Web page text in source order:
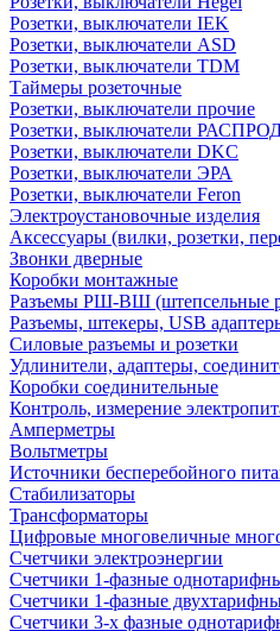
Розетки, выключатели IEK
Розетки, выключатели ASD
Розетки, выключатели TDM
Таймеры розеточные
Розетки, выключатели прочие
Розетки, выключатели
Розетки, выключатели DKC
Розетки, выключатели ЭРА
Розетки, выключатели Feron
Электроустановочные изделия
Аксессуары (вилки, розетки,
Звонки дверные
Коробки монтажные
Разъемы РШ-ВШ (штепсельные
Разъемы, штекеры, USB
Силовые разъемы и розетки
Удлинители, адаптеры,
Коробки соединительные
Контроль, измерение
Амперметры
Вольтметры
Источники бесперебойного
Стабилизаторы
Трансформаторы
Цифровые многовеличные
Счетчики электроэнергии
Счетчики 1-фазные
Счетчики 1-фазные
Счетчики 3-х фазные